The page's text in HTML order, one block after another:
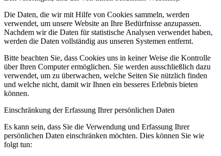
Die Daten, die wir mit Hilfe von Cookies sammeln, werden
verwendet, um unsere Website an Ihre Bedürfnisse anzupassen.
Nachdem wir die Daten für statistische Analysen verwendet haben,
werden die Daten vollständig aus unseren Systemen entfernt.
Bitte beachten Sie, dass Cookies uns in keiner Weise die Kontrolle
über Ihren Computer ermöglichen. Sie werden ausschließlich dazu
verwendet, um zu überwachen, welche Seiten Sie nützlich finden
und welche nicht, damit wir Ihnen ein besseres Erlebnis bieten
können.
Einschränkung der Erfassung Ihrer persönlichen Daten
Es kann sein, dass Sie die Verwendung und Erfassung Ihrer
persönlichen Daten einschränken möchten. Dies können Sie wie
folgt tun: